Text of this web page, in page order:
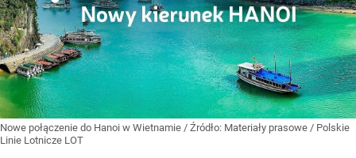
Nowe połączenie do Hanoi w Wietnamie / Źródło: Materiały prasowe / Polskie
Linie Lotnicze LOT